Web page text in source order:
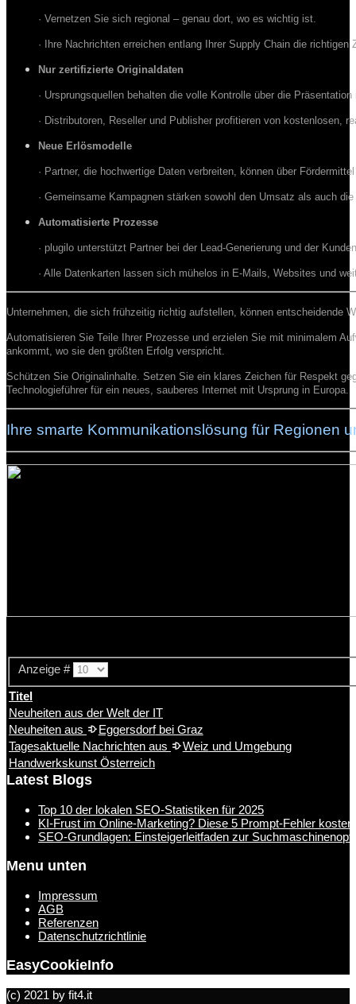
· Vernetzen Sie sich regional – genau dort, wo es wichtig ist.
· Ihre Nachrichten erreichen entlang Ihrer Supply Chain die richtigen
Nur zertifizierte Originaldaten
· Ursprungsquellen behalten die volle Kontrolle über die Präsentation
· Distributoren, Reseller und Publisher profitieren von kostenlosen,
Neue Erlösmodelle
· Partner, die hochwertige Daten verbreiten, können über
· Gemeinsame Kampagnen stärken sowohl den Umsatz als auch
Automatisierte Prozesse
· plugilo unterstützt Partner bei der Lead-Generierung und der
· Alle Datenkarten lassen sich mühelos in E-Mails, Websites und
Unternehmen, die sich frühzeitig richtig aufstellen, können entscheidende
Automatisieren Sie Teile Ihrer Prozesse und erzielen Sie mit minimalem
ankommt, wo sie den größten Erfolg verspricht.
Schützen Sie Originalinhalte. Setzen Sie ein klares Zeichen für Respekt
Technologieführer für ein neues, sauberes Internet mit Ursprung in Europa.
Ihre smarte Kommunikationslösung für Regionen
Anzeige #
Titel
Neuheiten aus der Welt der IT
Neuheiten aus
Eggersdorfbei Graz
Tagesaktuelle Nachrichten aus
Weiz und Umgebung
Handwerkskunst Österreich
Latest Blogs
Top 10 der lokalen SEO-Statistiken für 2025
KI-Frust im Online-Marketing? Diese 5 Prompt-Fehler
SEO-Grundlagen: Einsteigerleitfaden zur
Menu unten
Impressum
AGB
Referenzen
Datenschutzrichtlinie
EasyCookieInfo
(c) 2021 by fit4.it